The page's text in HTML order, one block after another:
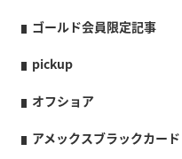
ゴールド会員限定記事
pickup
オフショア
アメックスブラックカード